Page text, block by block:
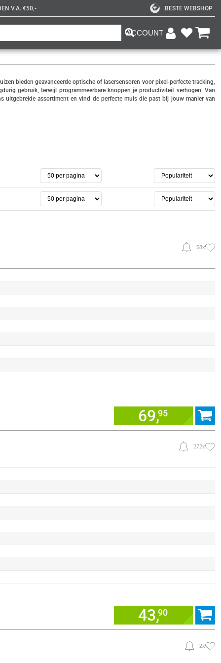
V.A. €50,- BESTE WEBSHOP
ACCOUNT
58x
69,95
272x
43,90
2x
bieden geavanceerde optische of lasersensoren voor pixel-perfecte tracking,
gebruik, terwijl programmeerbare knoppen je productiviteit verhogen. Van
uitgebreide assortiment en vind de perfecte muis die past bij jouw manier van